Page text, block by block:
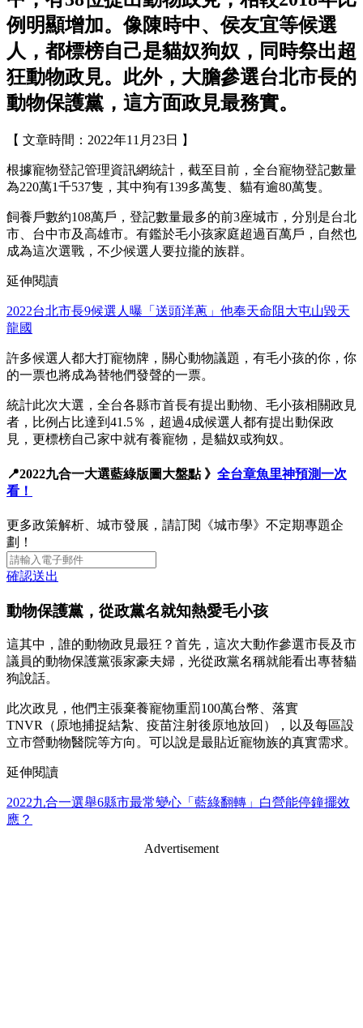
例明顯增加。像陳時中、侯友宜等候選
人，都標榜自己是貓奴狗奴，同時祭出超
狂動物政見。此外，大膽參選台北市長的
動物保護黨，這方面政見最務實。
【 文章時間：2022年11月23日 】
根據寵物登記管理資訊網統計，截至目前，全台寵物登記數量
為220萬1千537隻，其中狗有139多萬隻、貓有逾80萬隻。
飼養戶數約108萬戶，登記數量最多的前3座城市，分別是台北
市、台中市及高雄市。有鑑於毛小孩家庭超過百萬戶，自然也
成為這次選戰，不少候選人要拉攏的族群。
延伸閱讀
2022台北市長9候選人曝「送頭洋蔥」他奉天命阻大屯山毀天
龍國
許多候選人都大打寵物牌，關心動物議題，有毛小孩的你，你
的一票也將成為替牠們發聲的一票。
統計此次大選，全台各縣市首長有提出動物、毛小孩相關政見
者，比例占比達到41.5％，超過4成候選人都有提出動保政
見，更標榜自己家中就有養寵物，是貓奴或狗奴。
📍2022九合一大選藍綠版圖大盤點 》 全台章魚里神預測一次
看！
更多政策解析、城市發展，請訂閱《城市學》不定期專題企
劃！
確認送出
動物保護黨，從政黨名就知熱愛毛小孩
這其中，誰的動物政見最狂？首先，這次大動作參選市長及市
議員的動物保護黨張家豪夫婦，光從政黨名稱就能看出專替貓
狗說話。
此次政見，他們主張棄養寵物重罰100萬台幣、落實
TNVR（原地捕捉結紮、疫苗注射後原地放回），以及每區設
立市營動物醫院等方向。可以說是最貼近寵物族的真實需求。
延伸閱讀
2022九合一選舉6縣市最常變心「藍綠翻轉」白營能停鐘擺效
應？
Advertisement